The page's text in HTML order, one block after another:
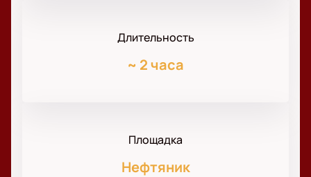
Длительность
~ 2 часа
Площадка
Нефтяник